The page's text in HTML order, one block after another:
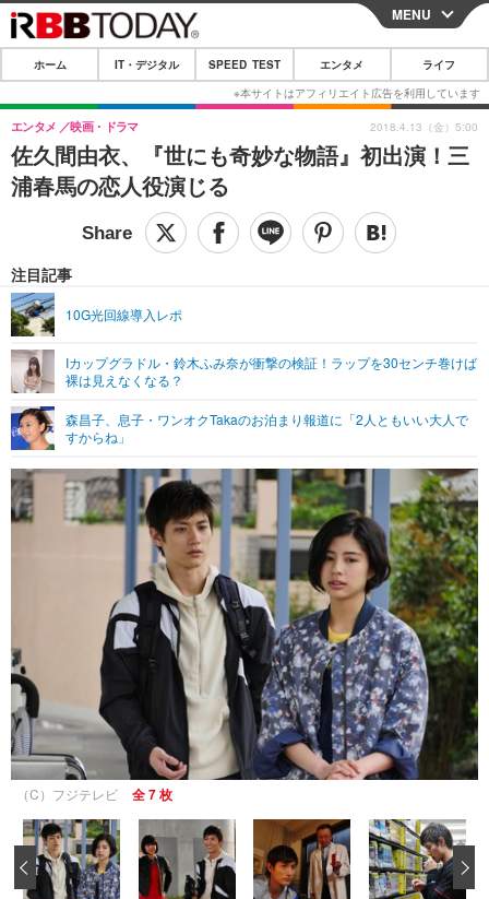
CLOSE
ホーム
IT・デジタル
IT・デジタルTOP スマートフォン
ショッピング その他
SPEED TEST
エンタメTOP 映画・ドラマ
グラビア
ショッピング その他
ライフTOP
その他
リリース一覧
プッシュ通知の停止方法
MENU
ホーム IT・デジタル SPEED TEST エンタメ ライフ
佐久間由衣、『世にも奇妙な物語』初出演！三
浦春馬の恋人役演じる
エンタメ 映画・ドラマ
注目記事
10G光回線導入レポ
Iカップグラドル・鈴木ふみ奈が衝撃の検証！ラップを30センチ巻けば
裸は見えなくなる？
森昌子、息子・ワンオクTakaのお泊まり報道に「2人ともいい大人で
すからね」
2018.4.13（金）5:00
（C）フジテレビ 全 7 枚
‹